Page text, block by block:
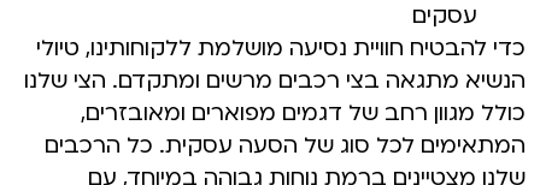
עסקים
כדי להבטיח חוויית נסיעה מושלמת ללקוחותינו, טיולי
הנשיא מתגאה בצי רכבים מרשים ומתקדם. הצי שלנו
כולל מגוון רחב של דגמים מפוארים ומאובזרים,
המתאימים לכל סוג של הסעה עסקית. כל הרכבים
שלנו מצטיינים ברמת נוחות גבוהה במיוחד, עם